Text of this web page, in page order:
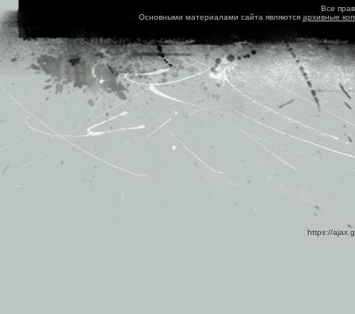
Все
Основными материалами сайта являются архивные
https://